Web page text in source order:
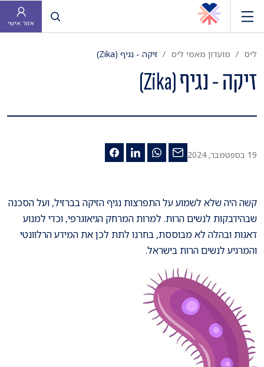
פתח חיפוש
אזור אישי
ליס מועדון מאמי ליס זיקה - נגיף (Zika)
זיקה - נגיף (Zika)
19 בספטמבר, 2024
קשה היה שלא לשמוע על התפרצות נגיף הזיקה בברזיל, ועל הסכנה
שבהידבקות לנשים הרות. למרות המרחק הגיאוגרפי, וכדי למנוע
דאגות ובהלה לא מבוססת, בחרנו לתת לכן את המידע הרלוונטי
והמרגיע לנשים הרות בישראל.